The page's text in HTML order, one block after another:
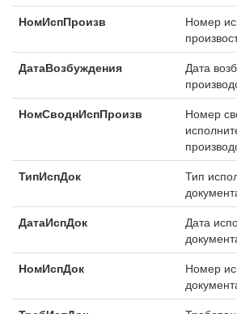
            ...
        ]
}
НомИспПроизв
Номер
ДатаВозбуждения
Дата
НомСводнИспПроизв
Номер
ТипИспДок
Тип
ДатаИспДок
Дата
НомИспДок
Номер